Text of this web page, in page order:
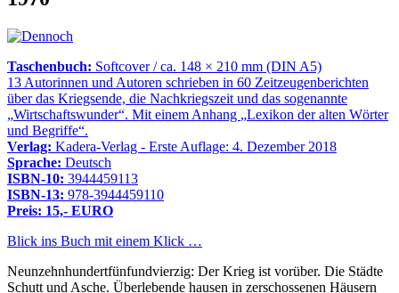
Taschenbuch: Softcover / ca. 148 × 210 mm (DIN A5)
13 Autorinnen und Autoren schrieben in 60 Zeitzeugenberichten
über das Kriegsende, die Nachkriegszeit und das sogenannte
Wirtschaftswunder . Mit einem Anhang
Lexikon der alten Wörter
und Begriffe .
Verlag: Kadera-Verlag - Erste Auflage: 4. Dezember 2018
Sprache: Deutsch
ISBN-10: 3944459113
ISBN-13: 978-3944459110
Preis: 15,- EURO
Blick ins Buch mit einem Klick …
Neunzehnhundertfünfundvierzig: Der Krieg ist vorüber. Die Städte
Schutt und Asche. Überlebende hausen in zerschossenen Häusern